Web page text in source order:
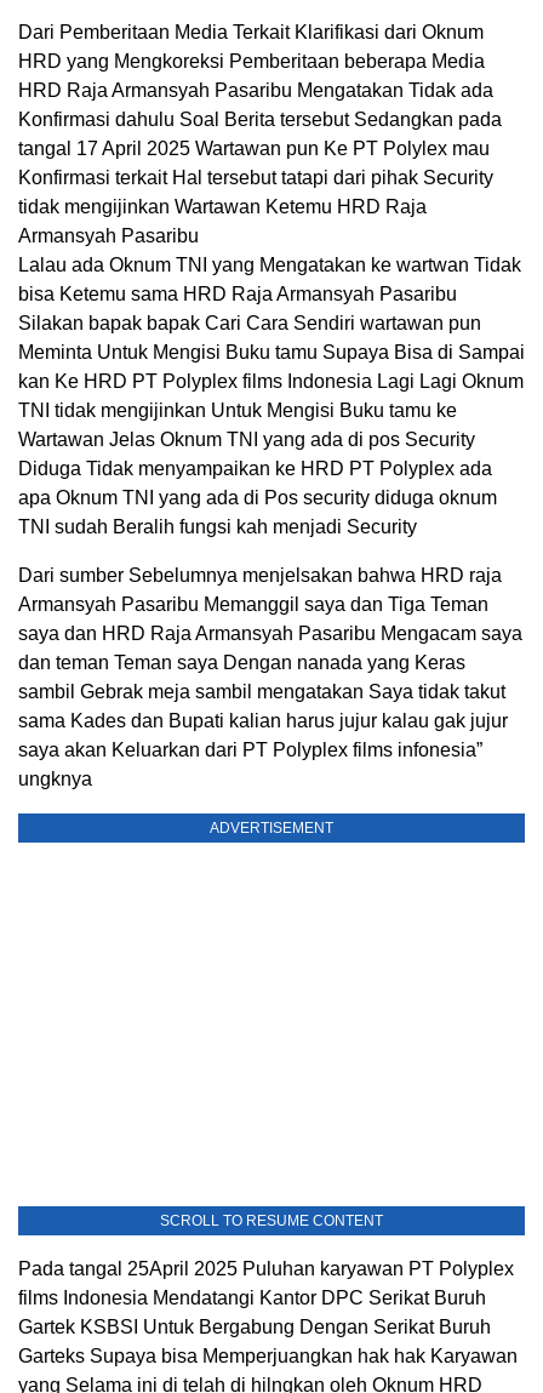
Dari Pemberitaan Media Terkait Klarifikasi dari Oknum
HRD yang Mengkoreksi Pemberitaan beberapa Media
HRD Raja Armansyah Pasaribu Mengatakan Tidak ada
Konfirmasi dahulu Soal Berita tersebut Sedangkan pada
tangal 17 April 2025 Wartawan pun Ke PT Polylex mau
Konfirmasi terkait Hal tersebut tatapi dari pihak Security
tidak mengijinkan Wartawan Ketemu HRD Raja
Armansyah Pasaribu
Lalau ada Oknum TNI yang Mengatakan ke wartwan Tidak
bisa Ketemu sama HRD Raja Armansyah Pasaribu
Silakan bapak bapak Cari Cara Sendiri wartawan pun
Meminta Untuk Mengisi Buku tamu Supaya Bisa di Sampai
kan Ke HRD PT Polyplex films Indonesia Lagi Lagi Oknum
TNI tidak mengijinkan Untuk Mengisi Buku tamu ke
Wartawan Jelas Oknum TNI yang ada di pos Security
Diduga Tidak menyampaikan ke HRD PT Polyplex ada
apa Oknum TNI yang ada di Pos security diduga oknum
TNI sudah Beralih fungsi kah menjadi Security
Dari sumber Sebelumnya menjelsakan bahwa HRD raja
Armansyah Pasaribu Memanggil saya dan Tiga Teman
saya dan HRD Raja Armansyah Pasaribu Mengacam saya
dan teman Teman saya Dengan nanada yang Keras
sambil Gebrak meja sambil mengatakan Saya tidak takut
sama Kades dan Bupati kalian harus jujur kalau gak jujur
saya akan Keluarkan dari PT Polyplex films infonesia”
ungknya
ADVERTISEMENT
SCROLL TO RESUME CONTENT
Pada tangal 25April 2025 Puluhan karyawan PT Polyplex
films Indonesia Mendatangi Kantor DPC Serikat Buruh
Gartek KSBSI Untuk Bergabung Dengan Serikat Buruh
Garteks Supaya bisa Memperjuangkan hak hak Karyawan
yang Selama ini di telah di hilngkan oleh Oknum HRD